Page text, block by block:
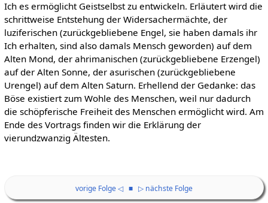
Ich es ermöglicht Geistselbst zu entwickeln. Erläutert wird die
schrittweise Entstehung der Widersachermächte, der
luziferischen (zurückgebliebene Engel, sie haben damals ihr
Ich erhalten, sind also damals Mensch geworden) auf dem
Alten Mond, der ahrimanischen (zurückgebliebene Erzengel)
auf der Alten Sonne, der asurischen (zurückgebliebene
Urengel) auf dem Alten Saturn. Erhellend der Gedanke: das
Böse existiert zum Wohle des Menschen, weil nur dadurch
die schöpferische Freiheit des Menschen ermöglicht wird. Am
Ende des Vortrags finden wir die Erklärung der
vierundzwanzig Ältesten.
vorige Folge ◁ ■ ▷ nächste Folge